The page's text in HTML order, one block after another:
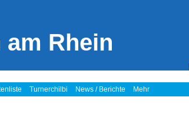
Rhein
Turnerchilbi News / Berichte Mehr